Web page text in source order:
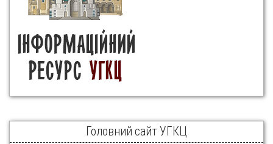
Головний сайт УГКЦ